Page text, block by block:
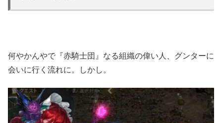
何やかんやで『赤騎士団』なる組織の偉い人、グンターに
会いに行く流れに。しかし。